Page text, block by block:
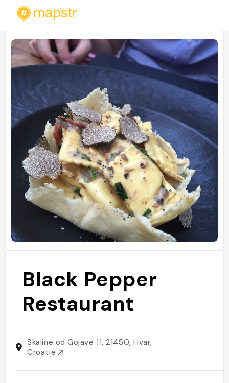
Black Pepper
Restaurant
Skaline od Gojave 11, 21450, Hvar,
Croatie